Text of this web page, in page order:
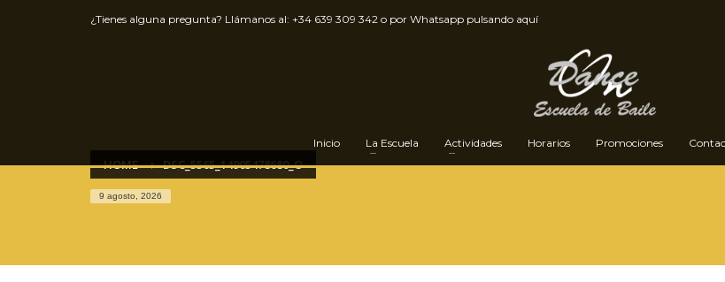
¿Tienes alguna pregunta? Llámanos al: +34 639 309 342 o por Whatsapp pulsando aquí
Inicio La Escuela Actividades Horarios Promociones
HOME DSC_5565_14905478680_O
9 agosto, 2026